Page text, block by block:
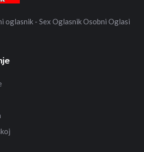
oglasnik - Sex Oglasnik Osobni Oglasi